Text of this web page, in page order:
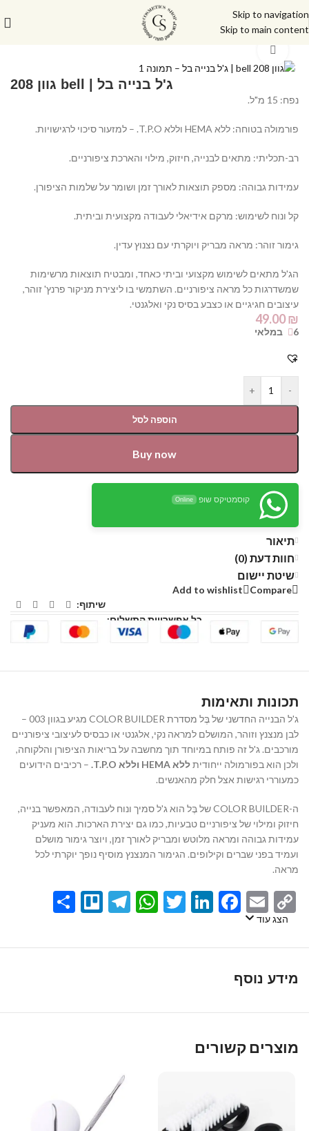
Skip to navigation
Skip to main content
עמוד הבית
ג'ל בנייה בל | bell גוון 208
נפח: 15 מ"ל.
פורמולה בטוחה: ללא HEMA וללא T.P.O. – למזעור סיכוי לרגישויות.
רב-תכליתי: מתאים לבנייה, חיזוק, מילוי והארכת ציפורניים.
עמידות גבוהה: מספק תוצאות לאורך זמן ושומר על שלמות הציפורן.
קל ונוח לשימוש: מרקם אידיאלי לעבודה מקצועית וביתית.
גימור זוהר: מראה מבריק ויוקרתי עם נצנוץ עדין.
הג'ל מתאים לשימוש מקצועי וביתי כאחד, ומבטיח תוצאות מרשימות
שמשדרגות כל מראה ציפורניים. השתמשי בו ליצירת מניקור פרנץ' זוהר,
עיצובים חגיגיים או כצבע בסיס נקי ואלגנטי.
49.00₪
6 במלאי
-
+
הוספה לסל
Buy now
קוסמטיקס שופ Online
תיאור
חוות דעת (0)
שיטת יישום
Compare
Add to wishlist
שיתוף:
כל אפשרויות התשלום:
תכונות ותאימות
ג'ל הבנייה החדשני של בֶּל מסדרת COLOR BUILDER מגיע בגוון 003 –
לבן מנצנץ וזוהר, המושלם למראה נקי, אלגנטי או כבסיס לעיצובי ציפורניים
מורכבים. ג'ל זה פותח במיוחד תוך מחשבה על בריאות הציפורן והלקוחה,
ולכן הוא בפורמולה ייחודיתללא HEMA וללא T.P.O.
– רכיבים הידועים
כמעוררי רגישות אצל חלק מהאנשים.
ה-COLOR BUILDER של בֶּל הוא ג'ל סמיך ונוח לעבודה, המאפשר בנייה,
חיזוק ומילוי של ציפורניים טבעיות, כמו גם יצירת הארכות. הוא מעניק
עמידות גבוהה ומראה מלוטש ומבריק לאורך זמן, ויוצר גימור מושלם
ועמיד בפני שברים וקילופים. הגימור המנצנץ מוסיף נופך יוקרתי לכל
מראה.
Copy
Link
Email
Facebook
LinkedIn
Twitter
WhatsApp
Telegram
Trello
הצג עוד
מידע נוסף
מוצרים קשורים